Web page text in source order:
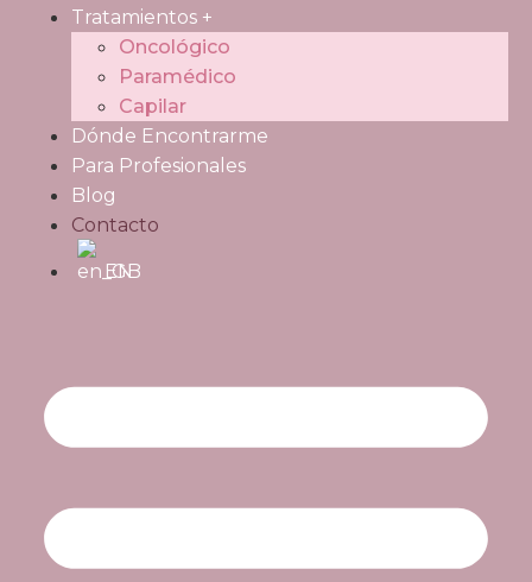
Tratamientos +
Oncológico
Paramédico
Capilar
Dónde Encontrarme
Para Profesionales
Blog
Contacto
EN